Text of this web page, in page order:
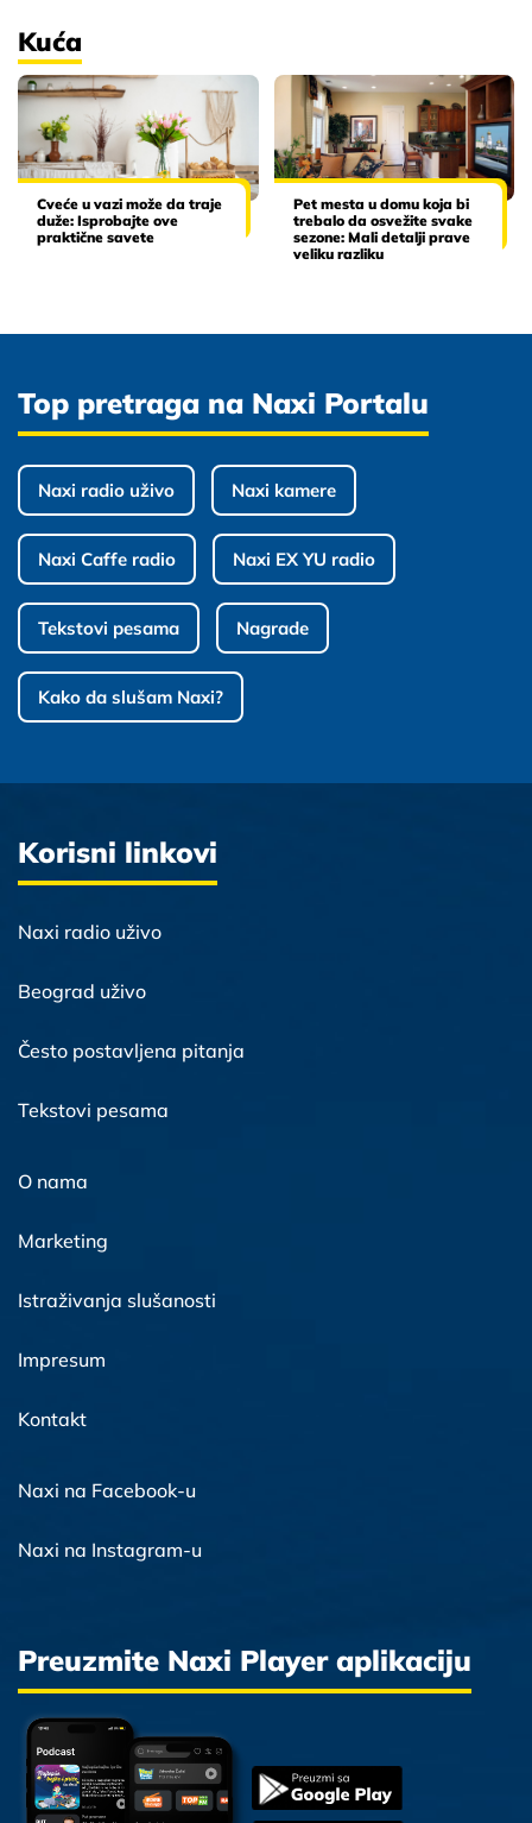
Kuća
Cveće u vazi može da traje
duže: Isprobajte ove
praktične savete
Pet mesta u domu koja bi
trebalo da osvežite svake
sezone: Mali detalji prave
veliku razliku
Top pretraga na Naxi Portalu
Naxi radio uživo Naxi kamere
Naxi Caffe radio Naxi EX YU radio
Tekstovi pesama Nagrade
Kako da slušam Naxi?
Korisni linkovi
Naxi radio uživo
Beograd uživo
Često postavljena pitanja
Tekstovi pesama
O nama
Marketing
Istraživanja slušanosti
Impresum
Kontakt
Naxi na Facebook-u
Naxi na Instagram-u
Preuzmite Naxi Player aplikaciju